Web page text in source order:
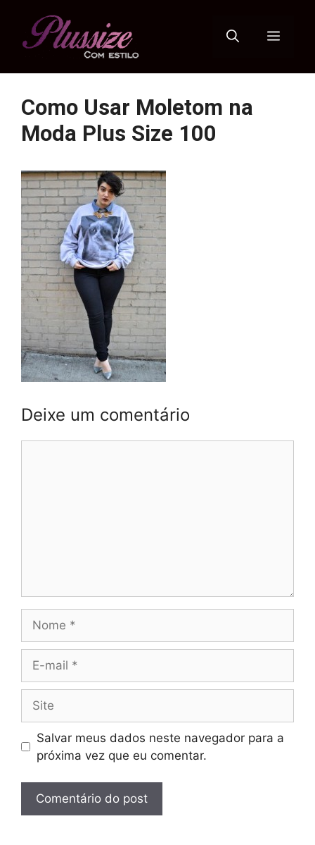
Menu
Como Usar Moletom na
Moda Plus Size 100
Deixe um comentário
mail
Salvar meus dados neste navegador para a
próxima vez que eu comentar.